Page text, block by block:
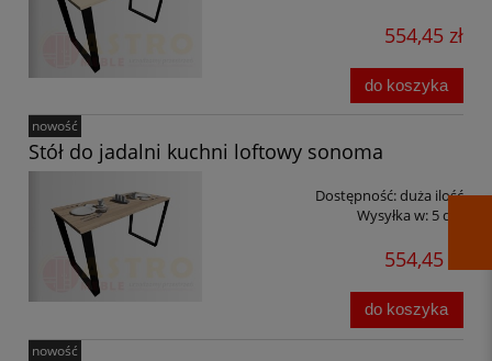
554,45 zł
do koszyka
Stół do jadalni kuchni loftowy sonoma
Dostępność:duża ilość
Wysyłka w: 5 dni
554,45 zł
do koszyka
nowość
nowość